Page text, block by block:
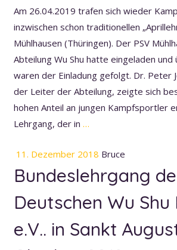
Am 26.04.2019 trafen sich wieder
inzwischen schon traditionellen
Mühlhausen (Thüringen). Der PSV
Abteilung Wu Shu hatte eingeladen
waren der Einladung gefolgt. Dr. Peter
der Leiter der Abteilung, zeigte sich
hohen Anteil an jungen Kampfsportler
Lehrgang, der in …
11. Dezember 2018 Bruce
Bundeslehrgang
Deutschen Wu Shu
e.V.. in Sankt